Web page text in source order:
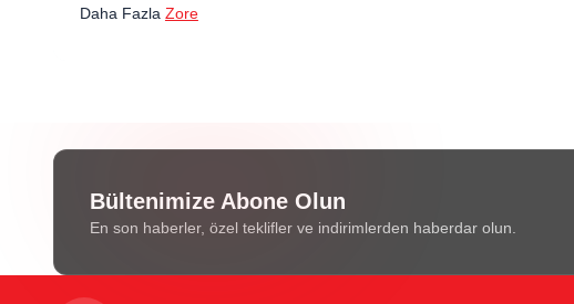
Daha Fazla Zore
Bültenimize Abone Olun
En son haberler, özel teklifler ve indirimlerden haberdar olun.